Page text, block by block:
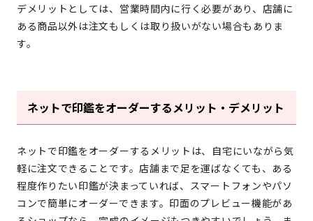
デメリットとしては、営業時間内に行く必要があり、店舗に
ある商品以外は注文もしくは取り扱いがない場合もありま
す。
ネットで印鑑をオーダーするメリット・デメリット
ネットで印鑑をオーダーするメリットは、自宅にいながら気
軽に注文できることです。店舗まで足を運ばなくても、ある
程度作りたい印鑑が決まっていれば、スマートフォンやパソ
コンで簡単にオーダーできます。印面のプレビュー機能があ